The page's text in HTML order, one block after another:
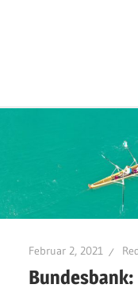
Februar 2, 2021